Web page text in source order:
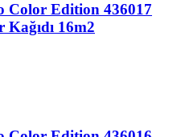
Color Edition 436017
16m2